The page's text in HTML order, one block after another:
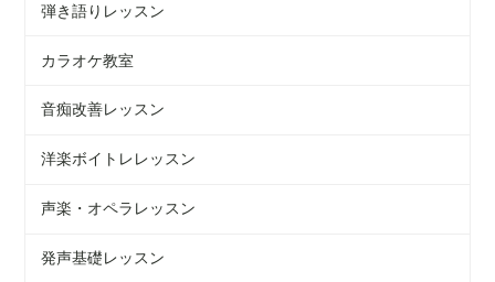
弾き語りレッスン
カラオケ教室
音痴改善レッスン
洋楽ボイトレレッスン
声楽・オペラレッスン
発声基礎レッスン